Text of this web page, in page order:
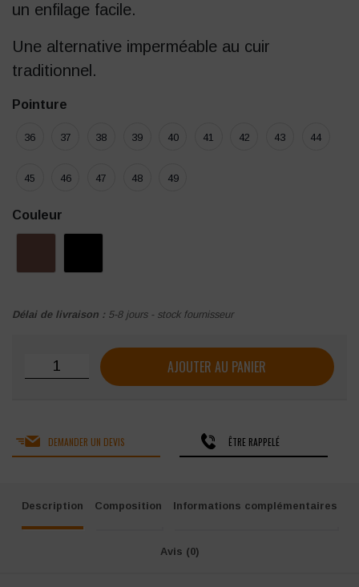
un enfilage facile.
Une alternative imperméable au cuir
traditionnel.
Pointure
36 37 38 39 40 41 42 43 44
45 46 47 48 49
Couleur
Délai de livraison : 5-8 jours - stock fournisseur
quantité de Bottes de sécurité Portwest Neptune Rigger
AJOUTER AU PANIER
DEMANDER UN DEVIS ÊTRE RAPPELÉ
Description Composition Informations complémentaires
Avis (0)